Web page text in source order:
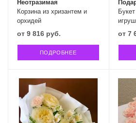
Корзина из хризантем и
орхидей
Неотразимая
от 9 816 руб.
ПОДРОБНЕЕ
от 7